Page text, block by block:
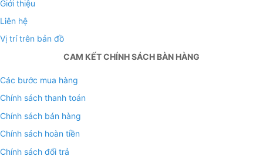
Giới thiệu
Liên hệ
Vị trí trên bản đồ
CAM KẾT CHÍNH SÁCH BÀN HÀNG
Các bước mua hàng
Chính sách thanh toán
Chính sách bán hàng
Chính sách hoàn tiền
Chính sách đổi trả